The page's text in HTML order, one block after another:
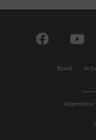
Allgemeine
Bpost